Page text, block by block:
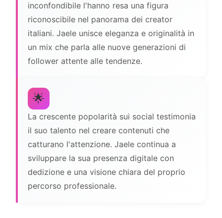
inconfondibile l'hanno resa una figura
riconoscibile nel panorama dei creator
italiani. Jaele unisce eleganza e originalità in
un mix che parla alle nuove generazioni di
follower attente alle tendenze.
🌟
La crescente popolarità sui social testimonia
il suo talento nel creare contenuti che
catturano l'attenzione. Jaele continua a
sviluppare la sua presenza digitale con
dedizione e una visione chiara del proprio
percorso professionale.